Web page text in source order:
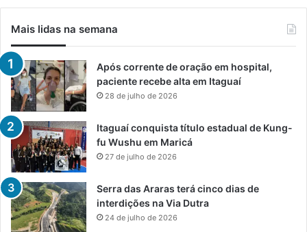
Mais lidas na semana
Após corrente de oração em hospital,
paciente recebe alta em Itaguaí
28 de julho de 2026
Itaguaí conquista título estadual de Kung-
fu Wushu em Maricá
27 de julho de 2026
Serra das Araras terá cinco dias de
interdições na Via Dutra
24 de julho de 2026